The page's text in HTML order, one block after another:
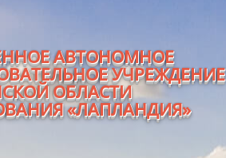
АВТОНОМНОЕ
УЧРЕЖДЕНИЕ
ОБЛАСТИ
«ЛАПЛАНДИЯ»